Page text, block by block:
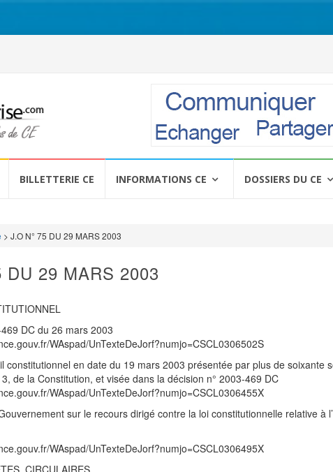
BILLETTERIE CE INFORMATIONS CE DOSSIERS DU CE
> J.O N° 75 DU 29 MARS 2003
DU 29 MARS 2003
DC du 26 mars 2003
WAspad/UnTexteDeJorf?numjo=CSCL0306502S
constitutionnel en date du 19 mars 2003 présentée par plus de soixante
3, de la Constitution, et visée dans la décision n° 2003-469 DC
WAspad/UnTexteDeJorf?numjo=CSCL0306455X
sur le recours dirigé contre la loi constitutionnelle relative à
WAspad/UnTexteDeJorf?numjo=CSCL0306495X
CIRCULAIRES